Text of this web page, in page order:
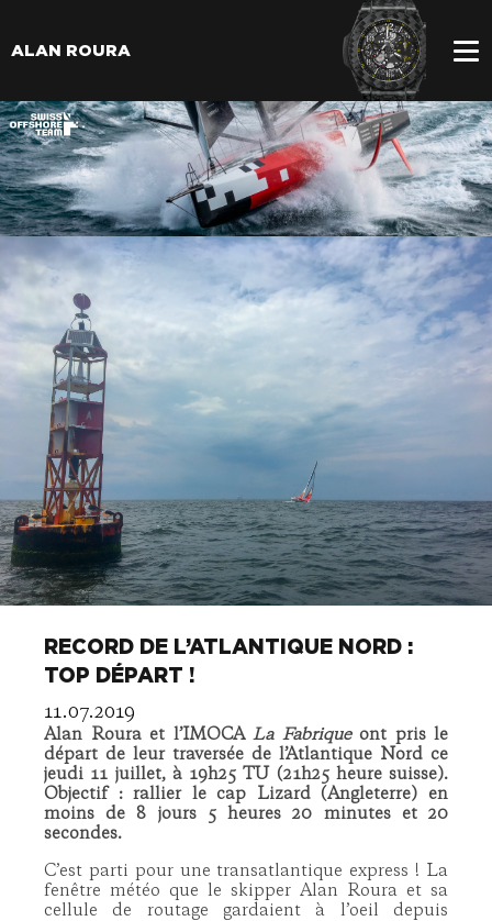
ALAN ROURA
RECORD DE L’ATLANTIQUE NORD :
TOP DÉPART !
11.07.2019
Alan Roura et l’IMOCA La Fabriqueont pris le
départ de leur traversée de l’Atlantique Nord ce
jeudi 11 juillet, à 19h25 TU (21h25 heure suisse).
Objectif : rallier le cap Lizard (Angleterre) en
moins de 8 jours 5 heures 20 minutes et 20
secondes.
C’est parti pour une transatlantique express ! La
fenêtre météo que le skipper Alan Roura et sa
cellule de routage gardaient à l’oeil depuis